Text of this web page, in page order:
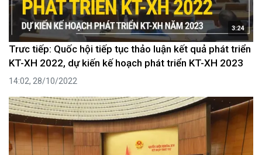
3:24
Trưc tiếp: Quốc hội tiếp tục thảo luận kết quả phát triển
KT-XH 2022, dự kiến kế hoạch phát triển KT-XH 2023
14:02, 28/10/2022